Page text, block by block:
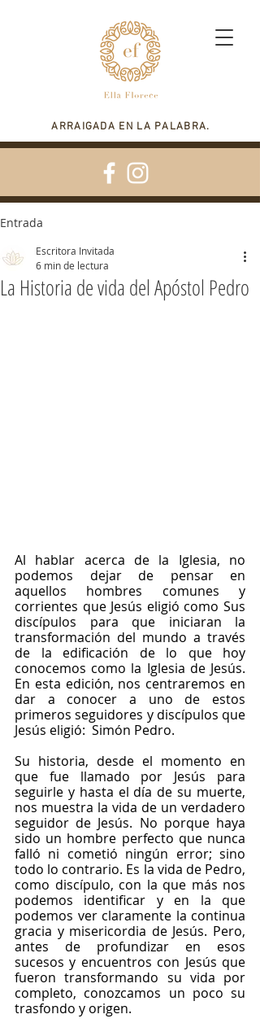
ARRAIGADA EN LA PALABRA.
Entrada
La Historia de vida del Apóstol Pedro
Escritora Invitada
6 min de lectura
Al hablar acerca de la Iglesia, no
podemos dejar de pensar en
aquellos hombres comunes y
corrientes que Jesús eligió como Sus
discípulos para que iniciaran la
transformación del mundo a través
de la edificación de lo que hoy
conocemos como la Iglesia de Jesús.
En esta edición, nos centraremos en
dar a conocer a uno de estos
primeros seguidores y discípulos que
Jesús eligió:  Simón Pedro.
Su historia, desde el momento en
que fue llamado por Jesús para
seguirle y hasta el día de su muerte,
nos muestra la vida de un verdadero
seguidor de Jesús. No porque haya
sido un hombre perfecto que nunca
falló ni cometió ningún error; sino
todo lo contrario. Es la vida de Pedro,
como discípulo, con la que más nos
podemos identificar y en la que
podemos ver claramente la continua
gracia y misericordia de Jesús. Pero,
antes de profundizar en esos
sucesos y encuentros con Jesús que
fueron transformando su vida por
completo, conozcamos un poco su
trasfondo y origen.